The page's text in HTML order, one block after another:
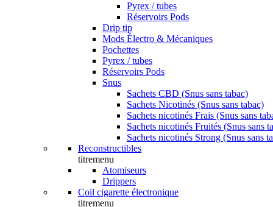
Pyrex / tubes
Réservoirs Pods
Drip tip
Mods Électro & Mécaniques
Pochettes
Pyrex / tubes
Réservoirs Pods
Snus
Sachets CBD (Snus sans tabac)
Sachets Nicotinés (Snus sans tabac)
Sachets nicotinés Frais (Snus sans
Sachets nicotinés Fruités (Snus sans
Sachets nicotinés Strong (Snus sans
Reconstructibles
titremenu
Atomiseurs
Drippers
Coil cigarette électronique
titremenu